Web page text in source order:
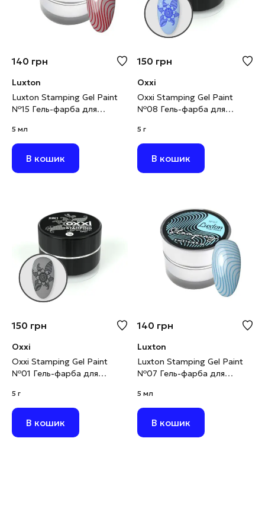
140 грн
Luxton
Luxton Stamping Gel Paint
№15 Гель-фарба для
5 мл
5 мл
В кошик
150 грн
Oxxi
Oxxi Stamping Gel Paint
№08 Гель-фарба для
5 г
В кошик
150 грн
Oxxi
Oxxi Stamping Gel Paint
№01 Гель-фарба для
5 г
В кошик
140 грн
Luxton
Luxton Stamping Gel Paint
№07 Гель-фарба для
5 мл
В кошик